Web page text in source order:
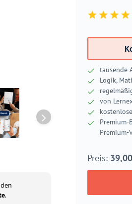
.
tausende
Logik,
von
Premium-
Premium-
39,00